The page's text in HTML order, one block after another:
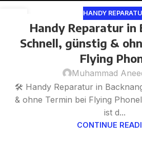
HANDY
Handy Reparatur in
Schnell, günstig &
Flying
Muhammad
🛠️ Handy Reparatur in
& ohne Termin bei Flying
ist d...
CONTINUE